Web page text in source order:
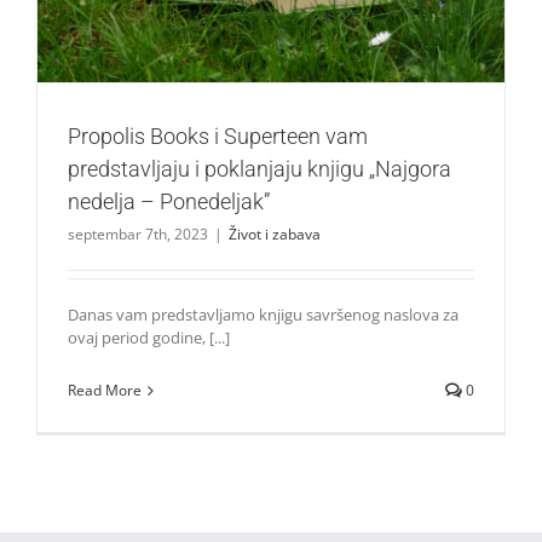
Propolis Books i Superteen vam
predstavljaju i poklanjaju knjigu „Najgora
nedelja – Ponedeljak”
septembar 7th, 2023 | Život i zabava
Danas vam predstavljamo knjigu savršenog naslova za
ovaj period godine, [...]
Read More 0